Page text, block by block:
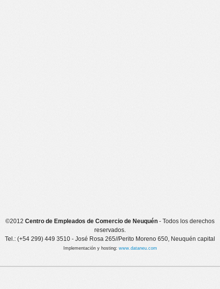
©2012 Centro de Empleados de Comercio de Neuquén - Todos los derechos
reservados.
Tel.: (+54 299) 449 3510 - José Rosa 265//Perito Moreno 650, Neuquén capital
Implementación y hosting: www.dataneu.com